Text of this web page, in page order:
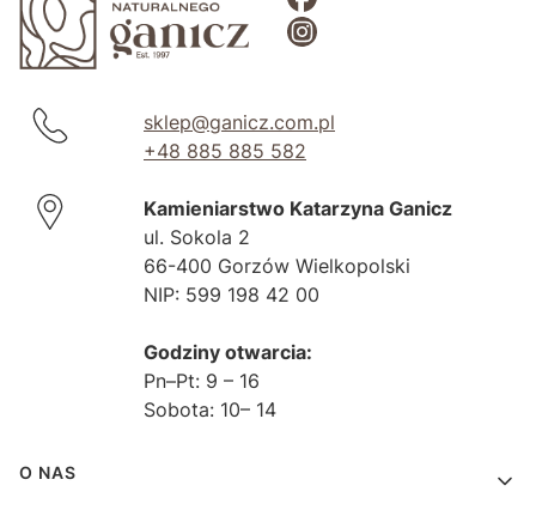
sklep@ganicz.com.pl
+48 885 885 582
Kamieniarstwo Katarzyna Ganicz
ul. Sokola 2
66-400 Gorzów Wielkopolski
NIP: 599 198 42 00
Godziny otwarcia:
Pn–Pt: 9 – 16
Sobota: 10– 14
Linki w stopce
O NAS